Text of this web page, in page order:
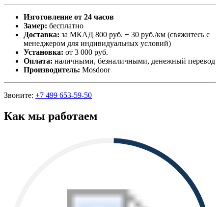
Изготовление от 24 часов
Замер: бесплатно
Доставка: за МКАД 800 руб. + 30 руб./км (свяжитесь с
менеджером для индивидуальных условий)
Установка: от 3 000 руб.
Оплата: наличными, безналичными, денежный перевод
Производитель: Mosdoor
Звоните: +7 499 653-59-50
Как мы работаем